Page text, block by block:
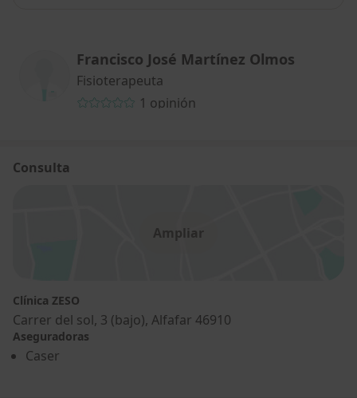
Francisco José Martínez Olmos
Fisioterapeuta
1 opinión
Consulta
Ampliar
Clínica ZESO
Carrer del sol, 3 (bajo), Alfafar 46910
Aseguradoras
Caser